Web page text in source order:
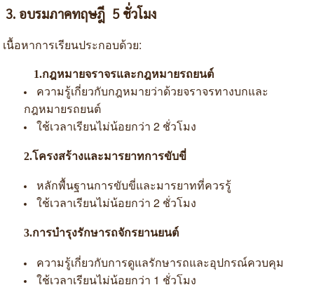
3. อบรมภาคทฤษฎี 5 ชั่วโมง
เนื้อหาการเรียนประกอบด้วย:
1.กฎหมายจราจรและกฎหมายรถยนต์
ความรู้เกี่ยวกับกฎหมายว่าด้วยจราจรทางบกและ
กฎหมายรถยนต์
ใช้เวลาเรียนไม่น้อยกว่า 2 ชั่วโมง
2.โครงสร้างและมารยาทการขับขี่
หลักพื้นฐานการขับขี่และมารยาทที่ควรรู้
ใช้เวลาเรียนไม่น้อยกว่า 2 ชั่วโมง
3.การบำรุงรักษารถจักรยานยนต์
ความรู้เกี่ยวกับการดูแลรักษารถและอุปกรณ์ควบคุม
ใช้เวลาเรียนไม่น้อยกว่า 1 ชั่วโมง